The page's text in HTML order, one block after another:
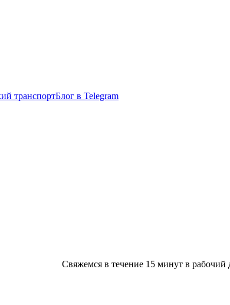
транспортБлог в Telegram
Свяжемся в течение 15 минут в рабочий